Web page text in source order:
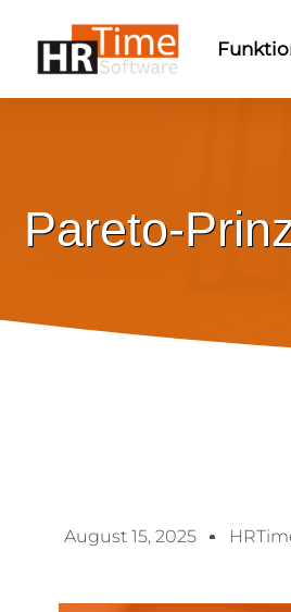
Pareto-
August 15, 2025